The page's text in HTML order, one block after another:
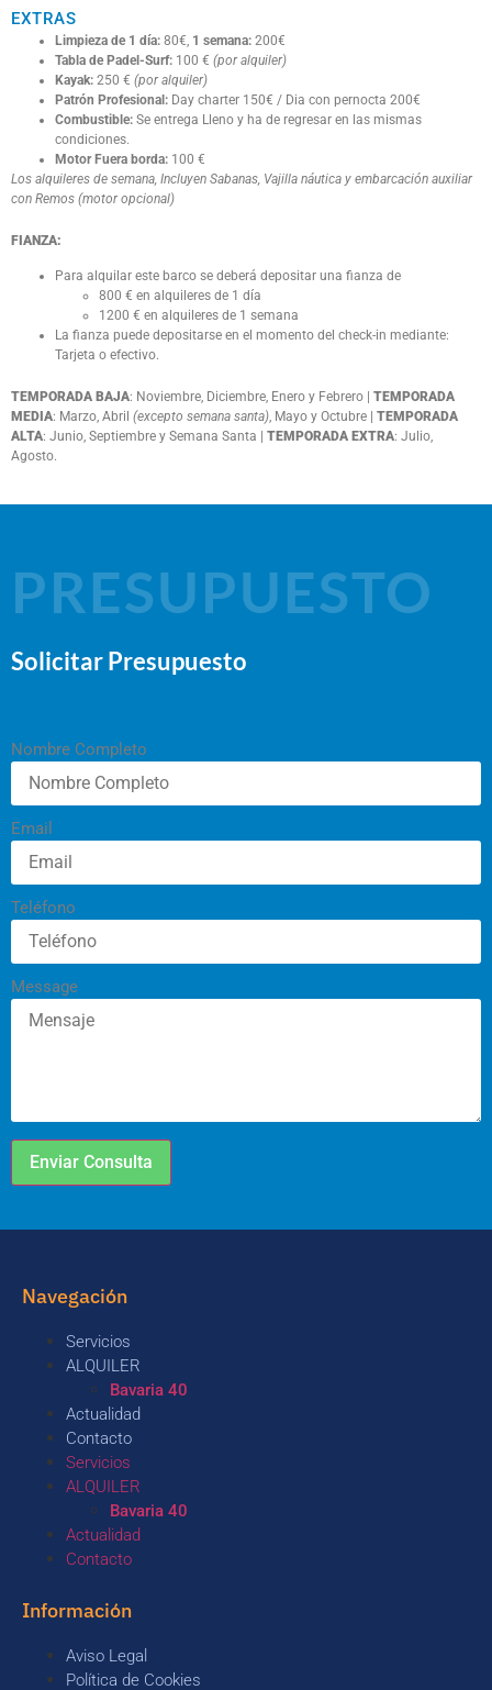
EXTRAS
Limpieza de 1 día: 80€, 1 semana: 200€
Tabla de Padel-Surf: 100 € (por alquiler)
Kayak: 250 € (por alquiler)
Patrón Profesional: Day charter 150€ / Dia con pernocta 200€
Combustible: Se entrega Lleno y ha de regresar en las mismas
condiciones.
Motor Fuera borda: 100 €
Los alquileres de semana, Incluyen Sabanas, Vajilla náutica y embarcación auxiliar
con Remos (motor opcional)
FIANZA:
Para alquilar este barco se deberá depositar una fianza de
800 € en alquileres de 1 día
1200 € en alquileres de 1 semana
La fianza puede depositarse en el momento del check-in mediante:
Tarjeta o efectivo.
TEMPORADA BAJA: Noviembre, Diciembre, Enero y Febrero | TEMPORADA
MEDIA: Marzo, Abril (excepto semana santa), Mayo y Octubre | TEMPORADA
ALTA: Junio, Septiembre y Semana Santa | TEMPORADA EXTRA: Julio,
Agosto.
PRESUPUESTO
Solicitar Presupuesto
Nombre Completo
Email
Teléfono
Message
Enviar Consulta
Navegación
Servicios
ALQUILER
Bavaria 40
Actualidad
Contacto
Servicios
ALQUILER
Bavaria 40
Actualidad
Contacto
Información
Aviso Legal
Política de Cookies